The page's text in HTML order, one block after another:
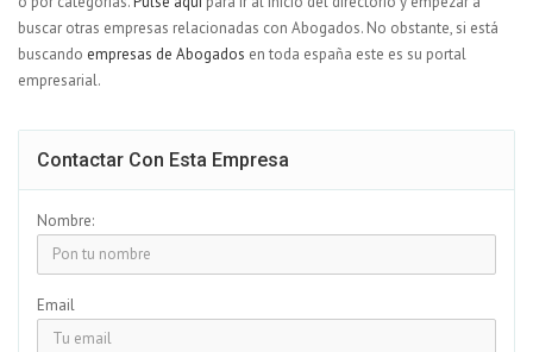
buscar otras empresas relacionadas con Abogados. No obstante, si está
buscando empresas de Abogados en toda españa este es su portal
empresarial.
Contactar Con Esta Empresa
Nombre:
Email